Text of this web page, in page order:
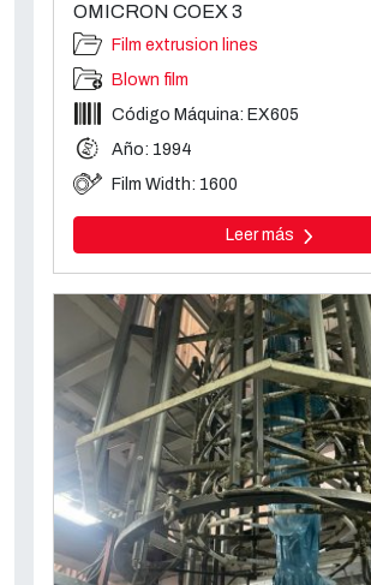
OMICRON COEX 3
Film extrusion lines
Blown film
Código Máquina: EX605
Año: 1994
Film Width: 1600
Leer más